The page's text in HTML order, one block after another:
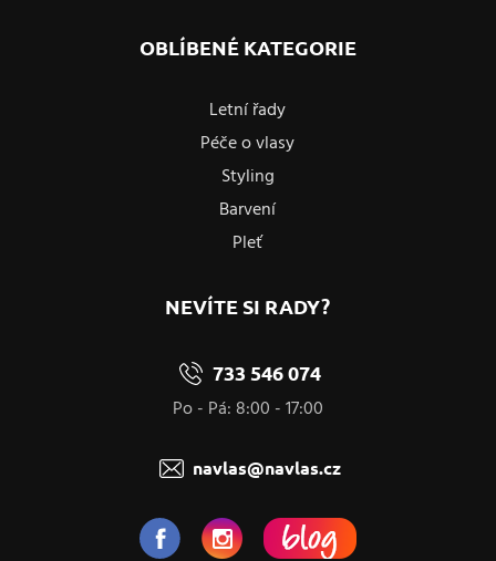
OBLÍBENÉ KATEGORIE
Letní řady
Péče o vlasy
Styling
Barvení
Pleť
NEVÍTE SI RADY?
733 546 074
Po - Pá: 8:00 - 17:00
navlas@navlas.cz